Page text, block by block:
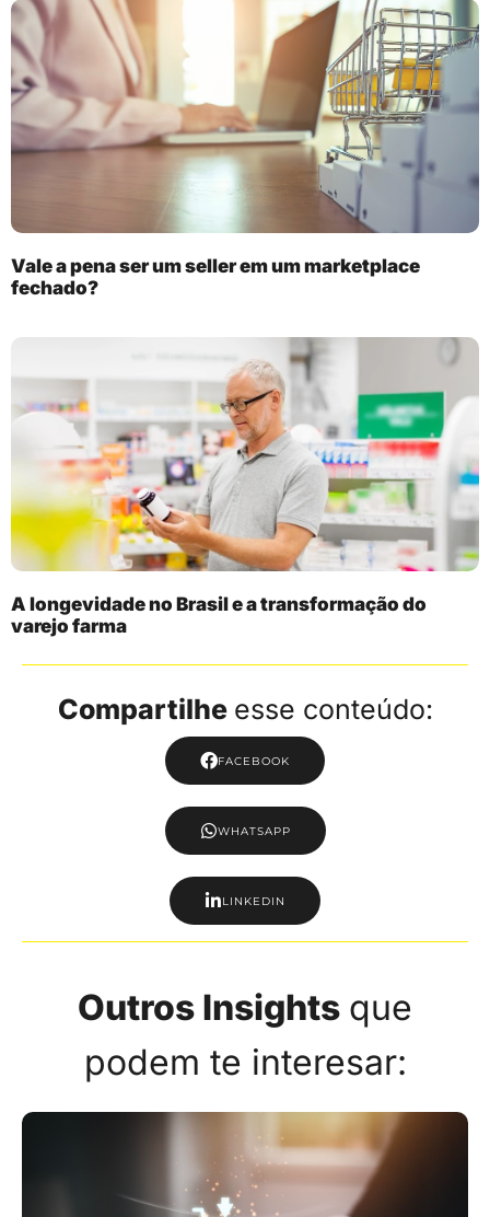
Vale a pena ser um seller em um marketplace
fechado?
A longevidade no Brasil e a transformação do
varejo farma
Compartilhe esse conteúdo:
FACEBOOK
WHATSAPP
LINKEDIN
Outros Insights que
podem te interesar: